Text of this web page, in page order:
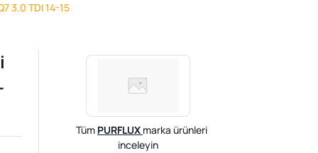
3.0 TDI 14-15
Tüm PURFLUX marka ürünleri
inceleyin